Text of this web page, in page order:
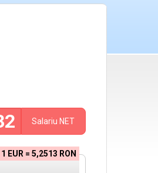
Salariu NET
1 EUR = 5,2513 RON